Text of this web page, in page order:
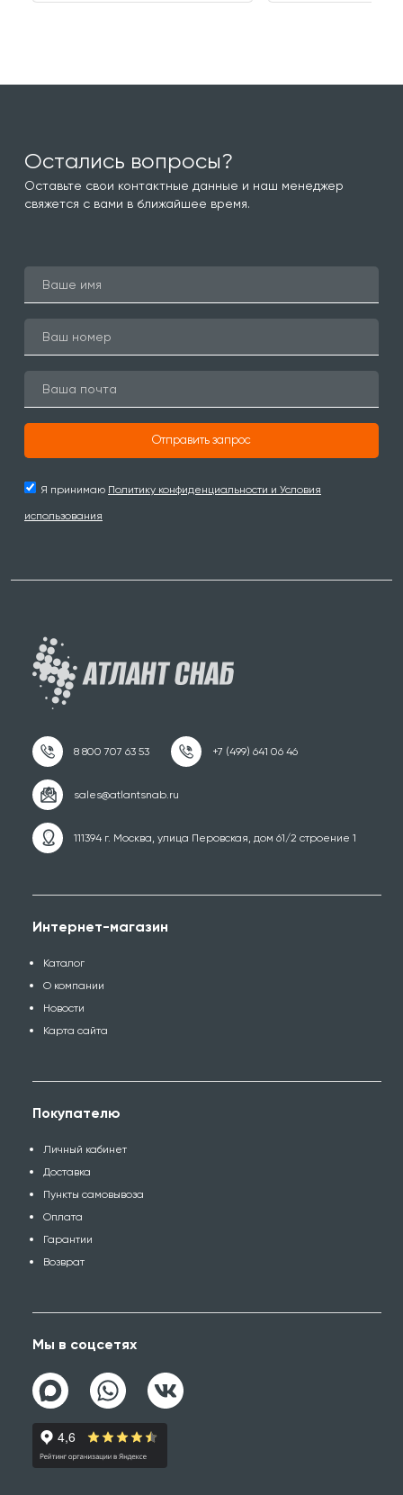
Остались вопросы?
Оставьте свои контактные данные и наш менеджер
свяжется с вами в ближайшее время.
Отправить запрос
Я принимаю Политику конфиденциальности и Условия
использования
111394 г. Москва, улица Перовская, дом 61/2 строение 1
Интернет-магазин
Каталог
О компании
Новости
Карта сайта
Покупателю
Личный кабинет
Доставка
Пункты самовывоза
Оплата
Гарантии
Возврат
Мы в соцсетях